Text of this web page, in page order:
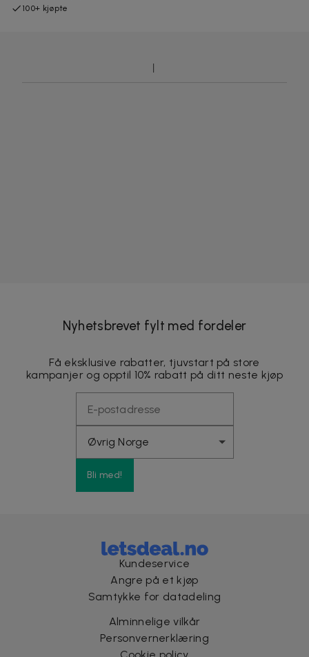
100+ kjøpte
Nyhetsbrevet fylt med fordeler
Få eksklusive rabatter, tjuvstart på store
kampanjer og opptil 10% rabatt på ditt neste kjøp
Bli med!
Kundeservice
Angre på et kjøp
Samtykke for datadeling
Alminnelige vilkår
Personvernerklæring